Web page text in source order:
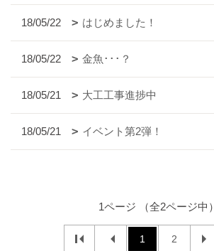
18/05/22 はじめました！
18/05/22 金魚･･･？
18/05/21 大工工事進捗中
18/05/21 イベント第2弾！
1ページ （全2ページ中）
1 2